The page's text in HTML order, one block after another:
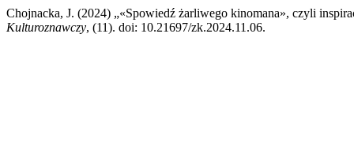
Chojnacka, J. (2024) „«Spowiedź żarliwego kinomana», czyli
Kulturoznawczy, (11). doi: 10.21697/zk.2024.11.06.